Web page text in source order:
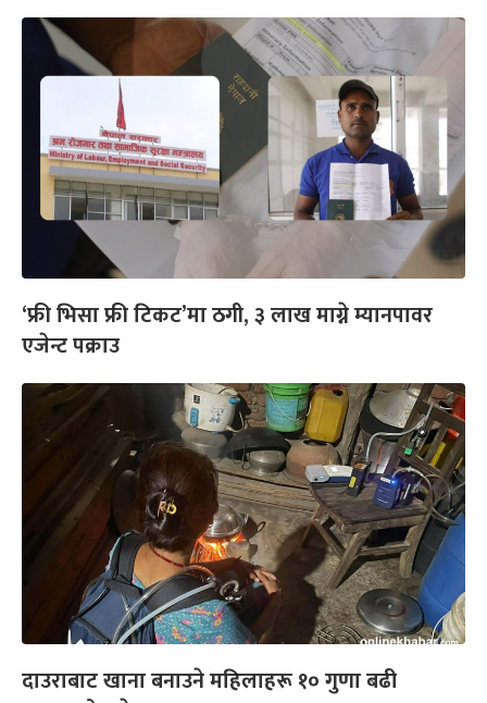
‘फ्री भिसा फ्री टिकट’मा ठगी, ३ लाख माग्ने म्यानपावर
एजेन्ट पक्राउ
दाउराबाट खाना बनाउने महिलाहरू १० गुणा बढी